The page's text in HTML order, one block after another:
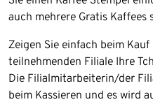
auch mehrere Gratis Kaffees
Zeigen Sie einfach beim
teilnehmenden Filiale Ihre
Die Filialmitarbeiterin/der
beim Kassieren und es wird